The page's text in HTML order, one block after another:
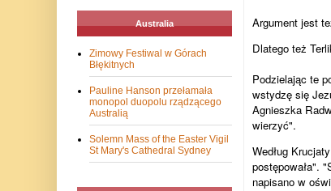
Argument jest
Dlatego też
Podzielając te
wstydzę się
Agnieszka
wierzyć".
Według
postępowała".
napisano w
Australia
Zimowy Festiwal w Górach
Błękitnych
Pauline Hanson przełamała
monopol duopolu rządzącego
Australią
Solemn Mass of the Easter Vigil
St Mary's Cathedral Sydney